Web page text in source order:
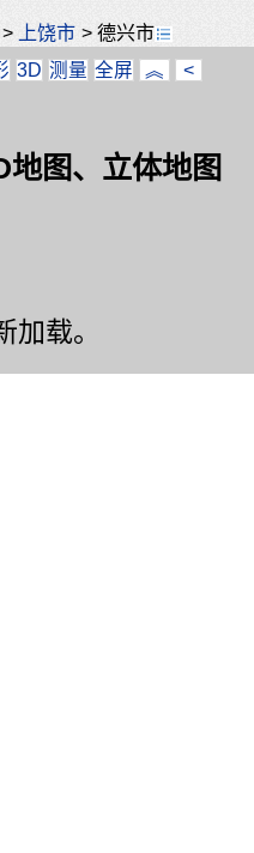
> 上饶市 >德兴市
3D 测量 全屏 ︽ <
图、立体地图
加载。